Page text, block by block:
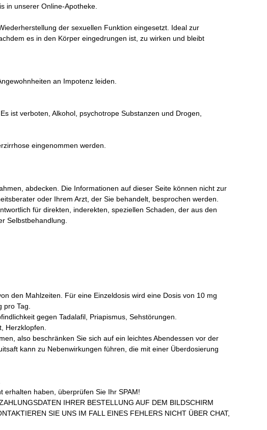
in unserer Online-Apotheke.
der sexuellen Funktion eingesetzt. Ideal zur
es in den Körper eingedrungen ist, zu wirken und bleibt
an Impotenz leiden.
ist verboten, Alkohol, psychotrope Substanzen und Drogen,
eingenommen werden.
abdecken. Die Informationen auf dieser Seite können nicht zur
oder Ihrem Arzt, der Sie behandelt, besprochen werden.
für direkten, inderekten, speziellen Schaden, der aus den
Selbstbehandlung.
den Mahlzeiten. Für eine Einzeldosis wird eine Dosis von 10 mg
Tag.
gegen Tadalafil, Priapismus, Sehstörungen.
Herzklopfen.
also beschränken Sie sich auf ein leichtes Abendessen vor der
kann zu Nebenwirkungen führen, die mit einer Überdosierung
erhalten haben, überprüfen Sie Ihr SPAM!
IHRER BESTELLUNG AUF DEM BILDSCHIRM
SIE UNS IM FALL EINES FEHLERS NICHT ÜBER CHAT,